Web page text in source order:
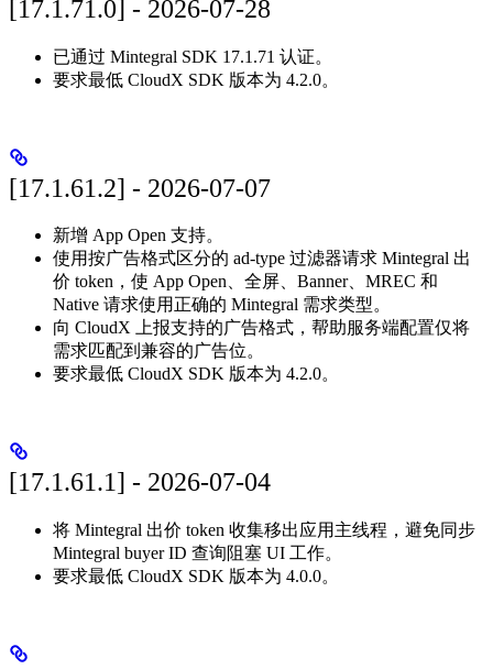
[17.1.71.0] - 2026-07-28
已通过 Mintegral SDK 17.1.71 认证。
要求最低 CloudX SDK 版本为 4.2.0。
[17.1.61.2] - 2026-07-07
新增 App Open 支持。
使用按广告格式区分的 ad-type 过滤器请求 Mintegral 出
价 token，使 App Open、全屏、Banner、MREC 和
Native 请求使用正确的 Mintegral 需求类型。
向 CloudX 上报支持的广告格式，帮助服务端配置仅将
需求匹配到兼容的广告位。
要求最低 CloudX SDK 版本为 4.2.0。
[17.1.61.1] - 2026-07-04
将 Mintegral 出价 token 收集移出应用主线程，避免同步
Mintegral buyer ID 查询阻塞 UI 工作。
要求最低 CloudX SDK 版本为 4.0.0。